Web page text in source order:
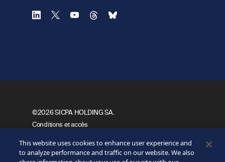
Footer
Bottom
©2026 SICPA HOLDING SA.
Conditions et accès
Formulaire de confidentialité
This website uses cookies to enhance user experience and
to analyze performance and traffic on our website. We also